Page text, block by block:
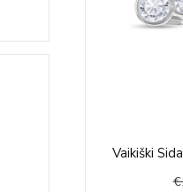
Vaikiški
€